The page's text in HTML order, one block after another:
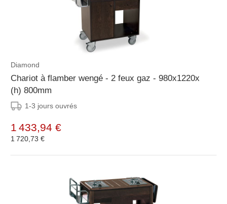
Diamond
Chariot à flamber wengé - 2 feux gaz - 980x1220x
(h) 800mm
1-3 jours ouvrés
1 433,94 €
1 720,73 €